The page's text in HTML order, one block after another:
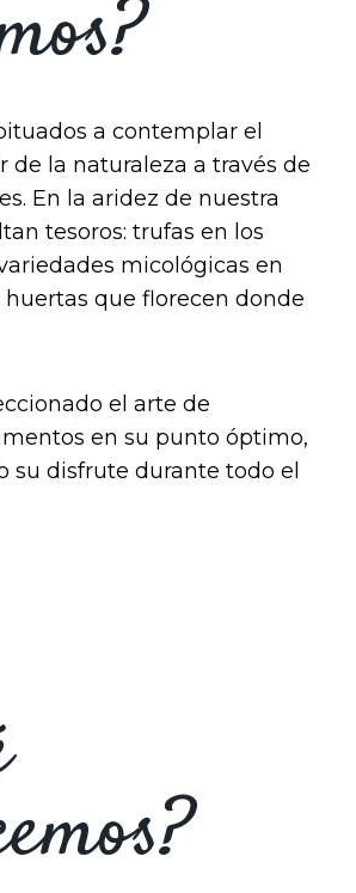
a contemplar el
de la naturaleza a través de
En la aridez de nuestra
tesoros: trufas en los
micológicas en
huertas que florecen donde
el arte de
en su punto óptimo,
su disfrute durante todo el